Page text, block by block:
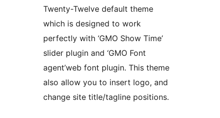
Twenty-Twelve default theme
which is designed to work
perfectly with ‘GMO Show Time’
slider plugin and ‘GMO Font
agent’web font plugin. This theme
also allow you to insert logo, and
change site title/tagline positions.